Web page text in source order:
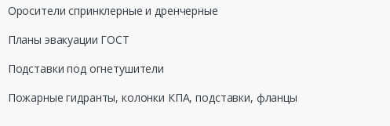
Оросители спринклерные и дренчерные
Планы эвакуации ГОСТ
Подставки под огнетушители
Пожарные гидранты, колонки КПА, подставки, фланцы